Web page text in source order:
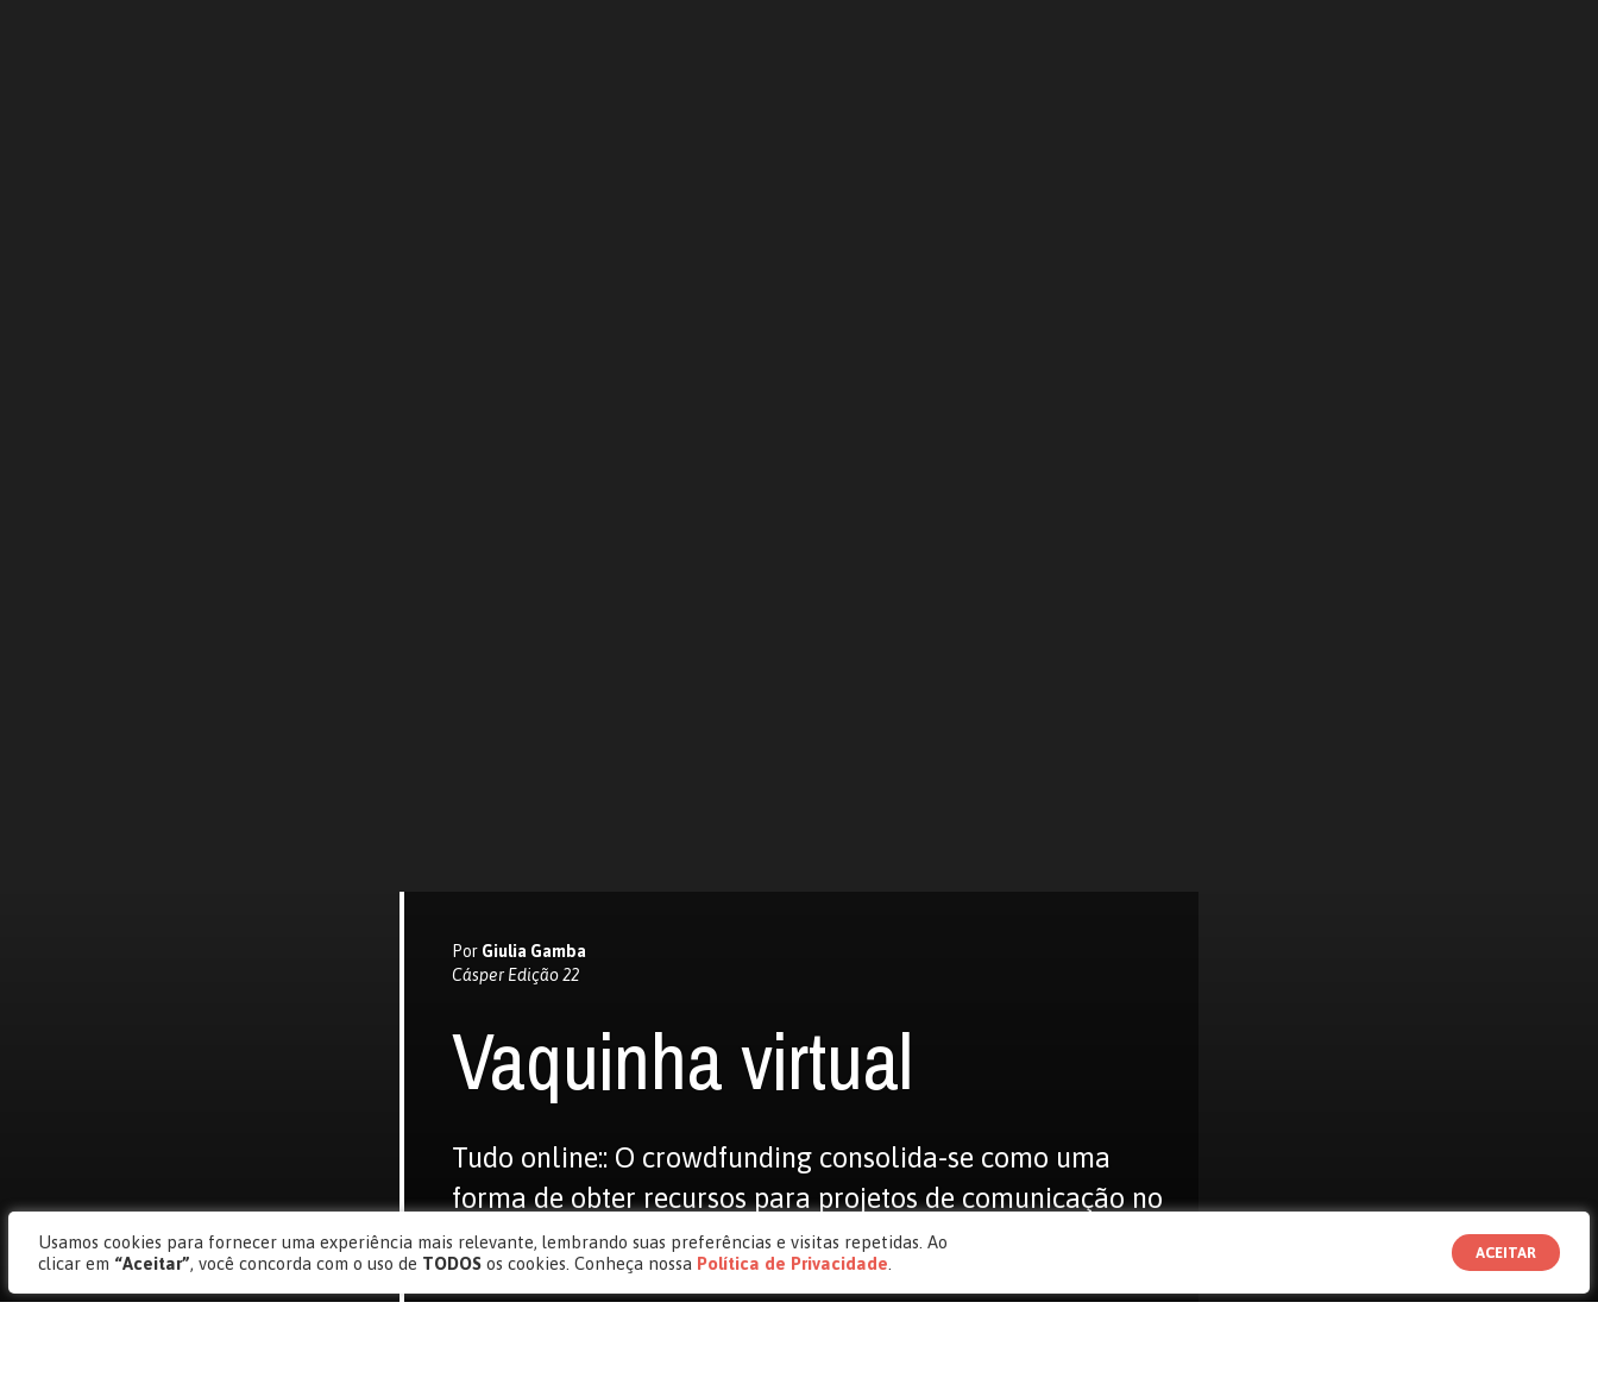
Por Giulia Gamba
Cásper Edição 22
Vaquinha virtual
Tudo online:: O crowdfunding consolida-se como uma
forma de obter recursos para projetos de comunicação no
Brasil
Usamos cookies para fornecer uma experiência mais relevante, lembrando suas preferências e visitas repetidas. Ao
clicar em “Aceitar”, você concorda com o uso de TODOSos cookies. Conheça nossa Política de Privacidade ACEITAR